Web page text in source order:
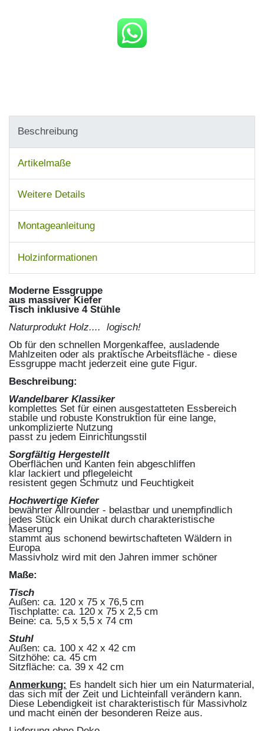
Beschreibung
Artikelmaße
Weitere Details
Montageanleitung
Holzinformationen
Moderne Essgruppe
aus massiver Kiefer
Tisch inklusive 4 Stühle
Naturprodukt Holz.... logisch!
Ob für den schnellen Morgenkaffee, ausladende
Mahlzeiten oder als praktische Arbeitsfläche - diese
Essgruppe macht jederzeit eine gute Figur.
Beschreibung:
Wandelbarer Klassiker
komplettes Set für einen ausgestatteten Essbereich
stabile und robuste Konstruktion für eine lange,
unkomplizierte Nutzung
passt zu jedem Einrichtungsstil
Sorgfältig Hergestellt
Oberflächen und Kanten fein abgeschliffen
klar lackiert und pflegeleicht
resistent gegen Schmutz und Feuchtigkeit
Hochwertige Kiefer
bewährter Allrounder - belastbar und unempfindlich
jedes Stück ein Unikat durch charakteristische
Maserung
stammt aus schonend bewirtschafteten Wäldern in
Europa
Massivholz wird mit den Jahren immer schöner
Maße:
Tisch
Außen: ca. 120 x 75 x 76,5 cm
Tischplatte: ca. 120 x 75 x 2,5 cm
Beine: ca. 5,5 x 5,5 x 74 cm
Stuhl
Außen: ca. 100 x 42 x 42 cm
Sitzhöhe: ca. 45 cm
Sitzfläche: ca. 39 x 42 cm
Anmerkung: Es handelt sich hier um ein Naturmaterial,
das sich mit der Zeit und Lichteinfall verändern kann.
Diese Lebendigkeit ist charakteristisch für Massivholz
und macht einen der besonderen Reize aus.